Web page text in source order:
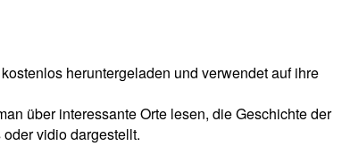
heruntergeladen und verwendet auf ihre
über interessante Orte lesen, die Geschichte der
vidio dargestellt.